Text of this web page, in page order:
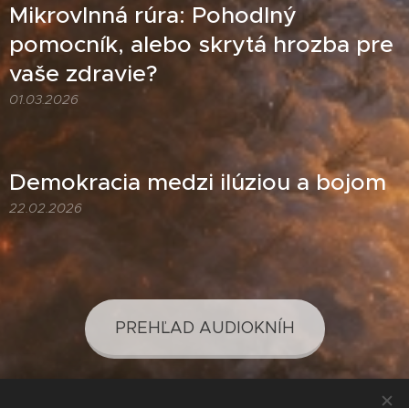
Mikrovlnná rúra: Pohodlný
pomocník, alebo skrytá hrozba pre
vaše zdravie?
01.03.2026
Demokracia medzi ilúziou a bojom
22.02.2026
PREHĽAD AUDIOKNÍH